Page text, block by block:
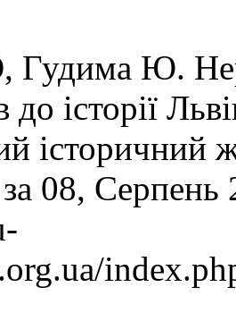
Гудима Ю.
до історії
історичний
08,